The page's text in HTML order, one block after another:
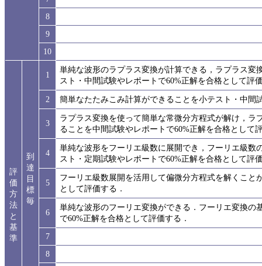
8
9
10
評
価
方
法
と
基
準
到
達
目
標
毎
1
単純な波形のラプラス変換が計算できる，ラプラス
スト・中間試験やレポートで60%正解を合格として評
2
簡単なたたみこみ計算ができることを小テスト・中間
3
ラプラス変換を使って簡単な常微分方程式が解け，
ることを中間試験やレポートで60%正解を合格として
4
単純な波形をフーリエ級数に展開でき，フーリエ級
スト・定期試験やレポートで60%正解を合格として評
5
フーリエ級数展開を活用して偏微分方程式を解くこ
として評価する．
6
単純な波形のフーリエ変換ができる．フーリエ変換
で60%正解を合格として評価する．
7
8